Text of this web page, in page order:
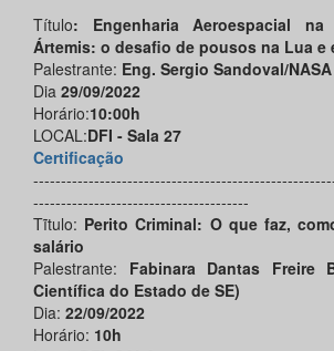
Título: Engenharia Aeroespacial
Ártemis: o desafio de pousos na Lua e
Palestrante: Eng. Sergio Sandoval/NASA
Dia 29/09/2022
Horário:10:00h
LOCAL:DFI - Sala 27
Certificação
---------------------------------------
Tĩtulo: Perito Criminal: O que faz,
salário
Palestrante: Fabinara Dantas Freire
Científica do Estado de SE)
Dia: 22/09/2022
Horário: 10h